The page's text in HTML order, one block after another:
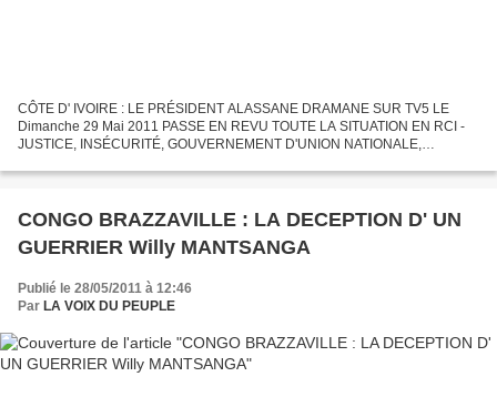
CÔTE D' IVOIRE : LE PRÉSIDENT ALASSANE DRAMANE SUR TV5 LE
Dimanche 29 Mai 2011 PASSE EN REVU TOUTE LA SITUATION EN RCI -
JUSTICE, INSÉCURITÉ, GOUVERNEMENT D'UNION NATIONALE,
Alassane...
CONGO BRAZZAVILLE : LA DECEPTION D' UN
GUERRIER Willy MANTSANGA
Publié le 28/05/2011 à 12:46
Par LA VOIX DU PEUPLE